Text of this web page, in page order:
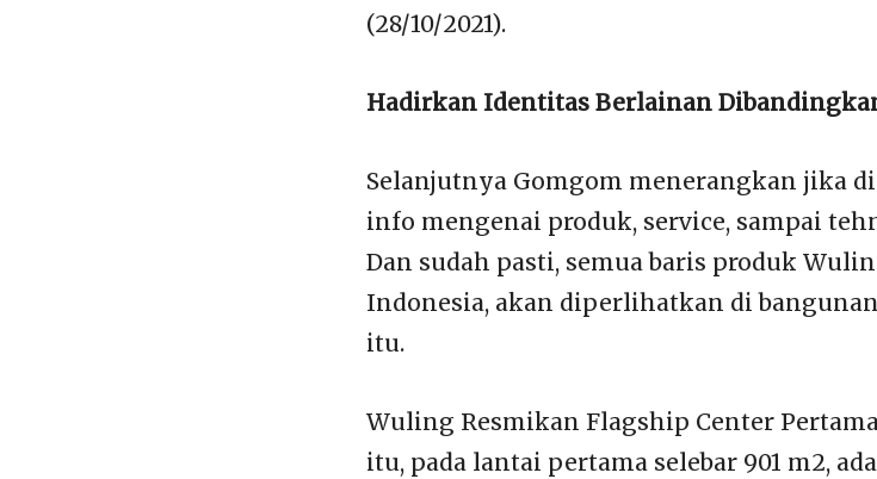
(28/10/2021).
Hadirkan Identitas Berlainan
Selanjutnya Gomgom menerangkan jika
info mengenai produk, service, sampai
Dan sudah pasti, semua baris produk
Indonesia, akan diperlihatkan di
itu.
Wuling Resmikan Flagship Center
itu, pada lantai pertama selebar 901 m2,